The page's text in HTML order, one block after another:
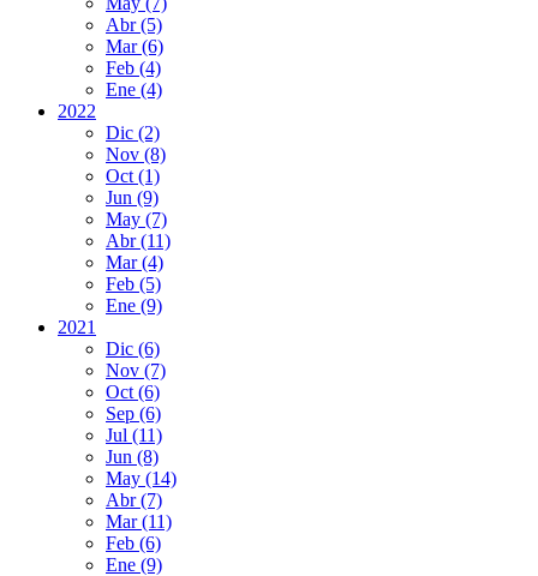
Abr(5)
Mar(6)
Feb (4)
Ene (4)
2022
Dic (2)
Nov (8)
Oct (1)
Jun (9)
May (7)
Abr(11)
Mar(4)
Feb (5)
Ene (9)
2021
Dic (6)
Nov (7)
Oct (6)
Sep (6)
Jul (11)
Jun (8)
May (14)
Abr(7)
Mar(11)
Feb (6)
Ene (9)